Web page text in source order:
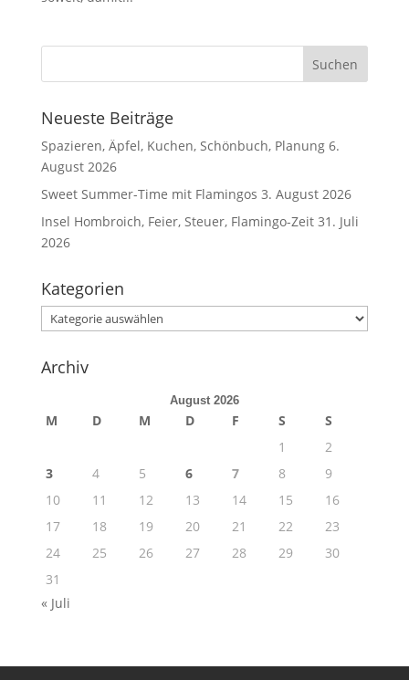
Neueste Beiträge
Spazieren, Äpfel, Kuchen, Schönbuch, Planung 6.
August 2026
Sweet Summer-Time mit Flamingos 3. August 2026
Insel Hombroich, Feier, Steuer, Flamingo-Zeit 31. Juli
2026
Kategorien
Kategorien
Archiv
August 2026
M D M D F S
S
1
2
3
4 5 6 7 8
9
10
11 12 13 14 15
16
17
18 19 20 21 22
23
24
25 26 27 28 29
30
31
« Juli